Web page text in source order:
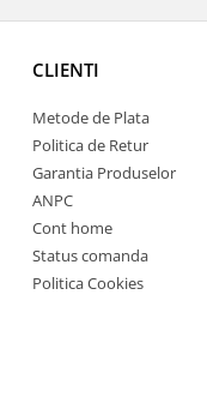
CLIENTI
Metode de Plata
Politica de Retur
Garantia Produselor
ANPC
Cont home
Status comanda
Politica Cookies